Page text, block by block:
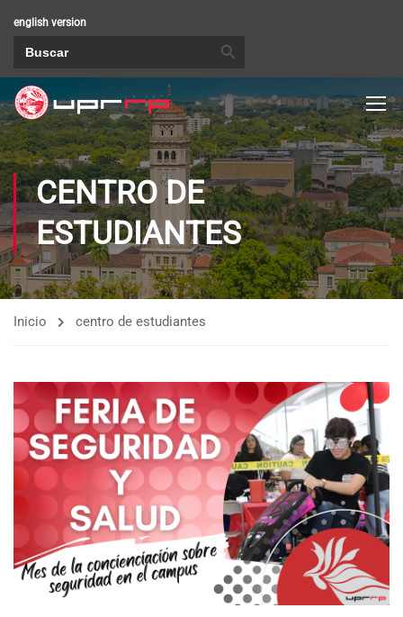
english version
CENTRO DE
ESTUDIANTES
Inicio centro de estudiantes